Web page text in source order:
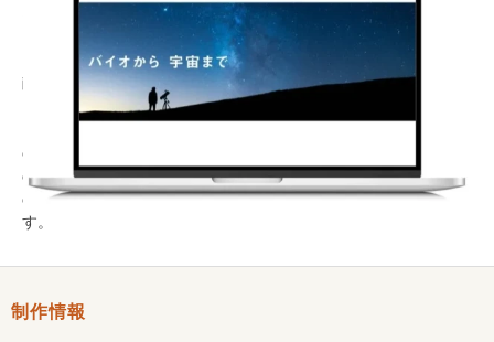
は、日油様のコミュニケーションパートナーとして、年4回の社
内報制作を長年にわたりご支援してきました。単なる制作、製造
に留まらず、近年、特に注力されている障がい者支援等の社会貢
献活動や、新素材開発の情報発信にも積極的に関わっています。
のリニューアルもご支援させていただきました。長いお付き合い
の中で築いてきた信頼関係を元に、グローバルに展開する日油様
のパートナーとして、これからも力強くサポートしてまいりま
す。
制作情報